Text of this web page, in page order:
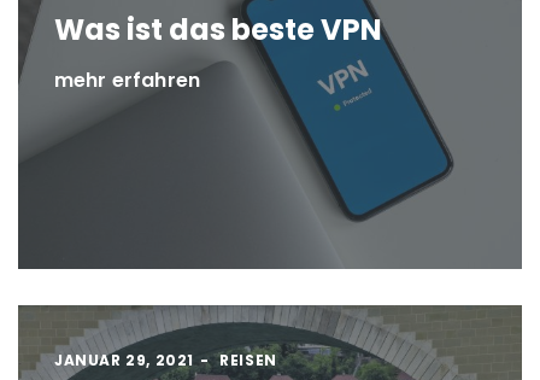
Was ist das beste VPN
mehr erfahren
JANUAR 29, 2021 REISEN